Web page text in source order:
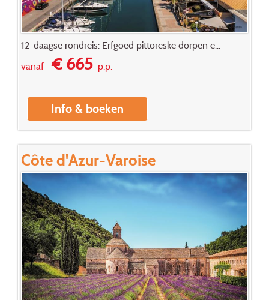
12-daagse rondreis: Erfgoed pittoreske dorpen e...
vanaf€ 665p.p.
Info & boeken
Côte d'Azur-Varoise